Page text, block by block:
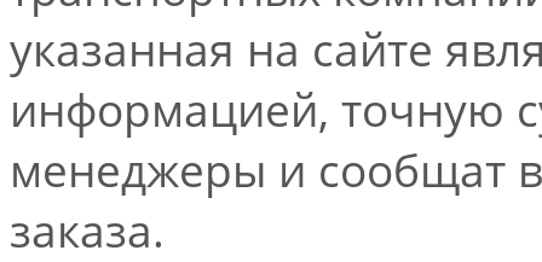
указанная на сайте
информацией, точную
менеджеры и сообщат
заказа.